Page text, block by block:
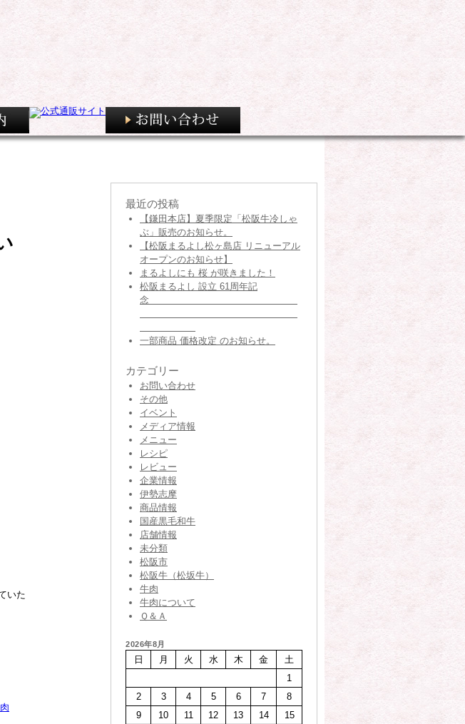
いた
最近の投稿
【鎌田本店】夏季限定「松阪牛冷しゃ
ぶ」販売のお知らせ。
【松阪まるよし松ヶ島店 リニューアル
オープンのお知らせ】
まるよしにも 桜 が咲きました！
松阪まるよし 設立 61周年記
念
一部商品 価格改定 のお知らせ。
カテゴリー
お問い合わせ
その他
イベント
メディア情報
メニュー
レシピ
レビュー
企業情報
伊勢志摩
商品情報
国産黒毛和牛
店舗情報
未分類
松阪市
松阪牛（松坂牛）
牛肉
牛肉について
Ｑ＆Ａ
2026年8月
日 月 火 水 木 金
土
1
2
3 4 5 6 7
8
9
10 11 12 13 14
15